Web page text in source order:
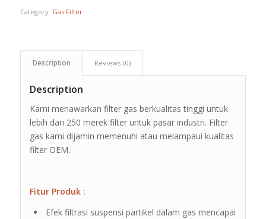
Category: Gas Filter
Description Reviews (0)
Description
Kami menawarkan filter gas berkualitas tinggi untuk
lebih dari 250 merek filter untuk pasar industri. Filter
gas kami dijamin memenuhi atau melampaui kualitas
filter OEM.
Fitur Produk :
Efek filtrasi suspensi partikel dalam gas mencapai